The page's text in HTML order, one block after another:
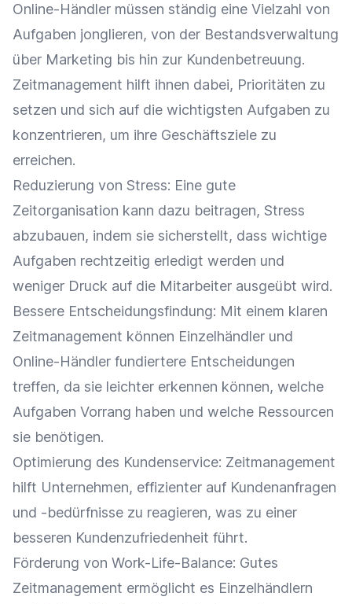
Online-Händler müssen ständig eine Vielzahl von
Aufgaben jonglieren, von der Bestandsverwaltung
über Marketing bis hin zur Kundenbetreuung.
Zeitmanagement hilft ihnen dabei, Prioritäten zu
setzen und sich auf die wichtigsten Aufgaben zu
konzentrieren, um ihre Geschäftsziele zu
erreichen.
Reduzierung von Stress: Eine gute
Zeitorganisation kann dazu beitragen, Stress
abzubauen, indem sie sicherstellt, dass wichtige
Aufgaben rechtzeitig erledigt werden und
weniger Druck auf die Mitarbeiter ausgeübt wird.
Bessere Entscheidungsfindung: Mit einem klaren
Zeitmanagement können Einzelhändler und
Online-Händler fundiertere Entscheidungen
treffen, da sie leichter erkennen können, welche
Aufgaben Vorrang haben und welche Ressourcen
sie benötigen.
Optimierung des Kundenservice: Zeitmanagement
hilft Unternehmen, effizienter auf Kundenanfragen
und -bedürfnisse zu reagieren, was zu einer
besseren Kundenzufriedenheit führt.
Förderung von Work-Life-Balance: Gutes
Zeitmanagement ermöglicht es Einzelhändlern